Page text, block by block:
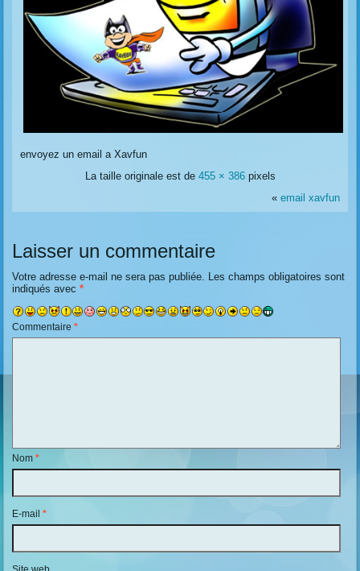
envoyez un email a Xavfun
La taille originale est de 455 × 386pixels
« email xavfun
Laisser un commentaire
Votre adresse e-mail ne sera pas publiée. Les champs obligatoires sont
indiqués avec*
Commentaire*
Nom*
E-mail*